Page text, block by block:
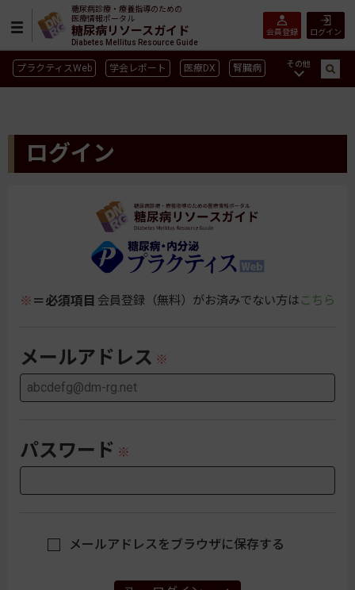
糖尿病診療・療養指導のための
医療情報ポータル
糖尿病リソースガイド
Diabetes Mellitus Resource Guide
ログイン
会員登録
プラクティスWeb 学会レポート 医療DX 腎臓病
インスリン製剤 薬物療法
合併症 ガイドライン
その他
ログイン
※ ＝必須項目 会員登録（無料）がお済みでない方は こちら
メールアドレス
パスワード
メールアドレスをブラウザに保存する